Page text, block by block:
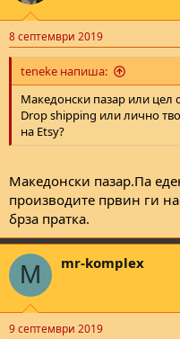
8 септември 2019
teneke напиша:
Македонски пазар или цел
Drop shipping или лично
на Etsy?
Македонски пазар.Па
производите првин ги
брза пратка.
M mr-komplex
9 септември 2019